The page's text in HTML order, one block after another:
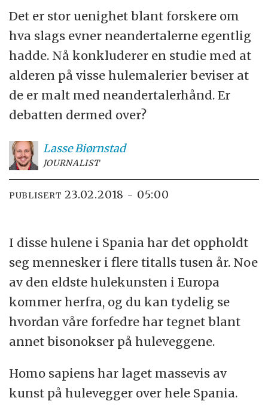
Det er stor uenighet blant forskere om
hva slags evner neandertalerne egentlig
hadde. Nå konkluderer en studie med at
alderen på visse hulemalerier beviser at
de er malt med neandertalerhånd. Er
debatten dermed over?
LasseBiørnstad
JOURNALIST
PUBLISERT 23.02.2018 - 05:00
I disse hulene i Spania har det oppholdt
seg mennesker i flere titalls tusen år. Noe
av den eldste hulekunsten i Europa
kommer herfra, og du kan tydelig se
hvordan våre forfedre har tegnet blant
annet bisonokser på huleveggene.
Homo sapiens har laget massevis av
kunst på hulevegger over hele Spania.